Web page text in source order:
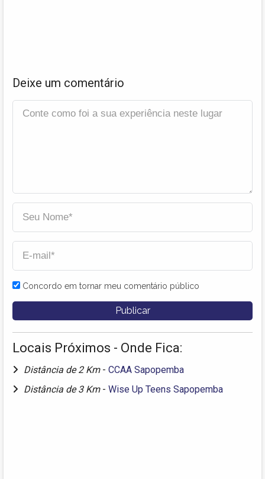
Deixe um comentário
Concordo em tornar meu comentário público
Locais Próximos - Onde Fica:
Distância de 2 Km - CCAA Sapopemba
Distância de 3 Km - Wise Up Teens Sapopemba